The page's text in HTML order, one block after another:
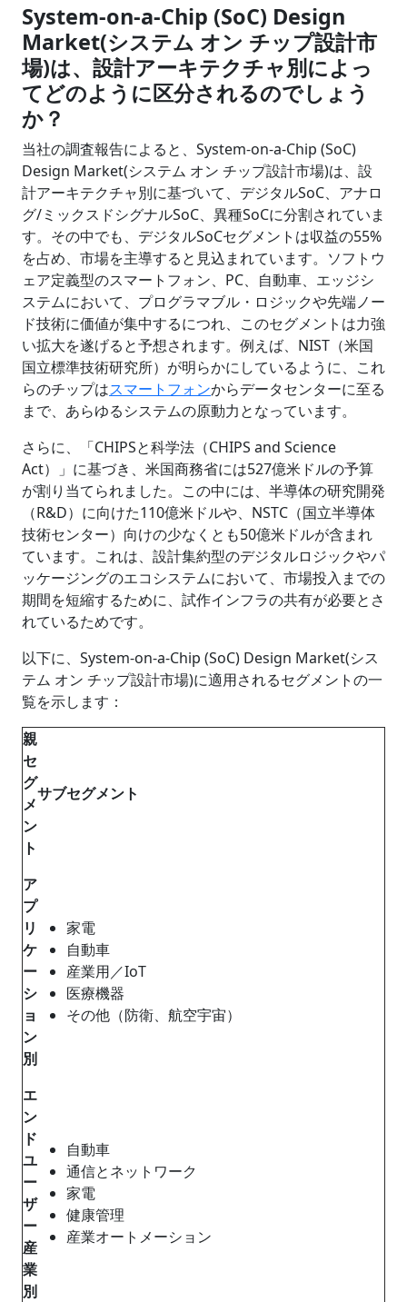
System-on-a-Chip (SoC) Design
Market(システム オン チップ設計市
場)は、設計アーキテクチャ別によっ
てどのように区分されるのでしょう
か？
当社の調査報告によると、System-on-a-Chip (SoC)
Design Market(システム オン チップ設計市場)は、設
計アーキテクチャ別に基づいて、デジタルSoC、アナロ
グ/ミックスドシグナルSoC、異種SoCに分割されていま
す。その中でも、デジタルSoCセグメントは収益の55%
を占め、市場を主導すると見込まれています。ソフトウ
ェア定義型のスマートフォン、PC、自動車、エッジシ
ステムにおいて、プログラマブル・ロジックや先端ノー
ド技術に価値が集中するにつれ、このセグメントは力強
い拡大を遂げると予想されます。例えば、NIST（米国
国立標準技術研究所）が明らかにしているように、これ
らのチップはスマートフォンからデータセンターに至る
まで、あらゆるシステムの原動力となっています。
さらに、「CHIPSと科学法（CHIPS and Science
Act）」に基づき、米国商務省には527億米ドルの予算
が割り当てられました。この中には、半導体の研究開発
（R&D）に向けた110億米ドルや、NSTC（国立半導体
技術センター）向けの少なくとも50億米ドルが含まれ
ています。これは、設計集約型のデジタルロジックやパ
ッケージングのエコシステムにおいて、市場投入までの
期間を短縮するために、試作インフラの共有が必要とさ
れているためです。
以下に、System-on-a-Chip (SoC) Design Market(シス
テム オン チップ設計市場)に適用されるセグメントの一
覧を示します：
親
セ
グ
メ
ン
ト
サブセグメント
ア
プ
リ
ケ
ー
シ
ョ
ン
別
家電
自動車
産業用／IoT
医療機器
その他（防衛、航空宇宙）
エ
ン
ド
ユ
ー
ザ
ー
産
業
別
自動車
通信とネットワーク
家電
健康管理
産業オートメーション